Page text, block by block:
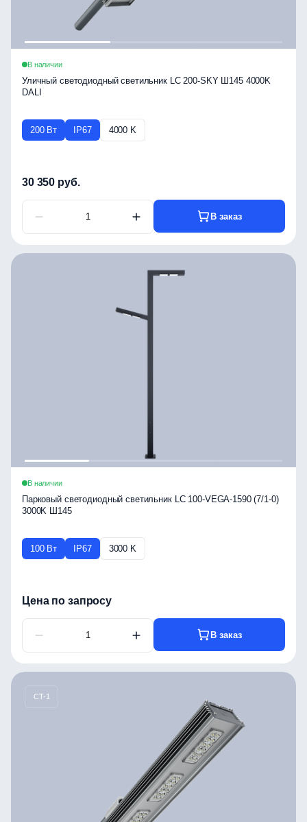
В наличии
Уличный светодиодный светильник LC 200-SKY Ш145 4000K
DALI
200 Вт IP67 4000 K
30 350 руб.
В заказ
В наличии
Парковый светодиодный светильник LC 100-VEGA-1590 (7/1-0)
3000K Ш145
100 Вт IP67 3000 K
Цена по запросу
В заказ
CT-1